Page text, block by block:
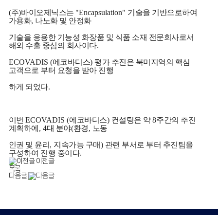
(주)바이오제닉스는 "Encapsulation" 기술을 기반으로하여
가용화, 나노화 및 안정화
기술을 응용한 기능성 화장품 및 식품 소재 전문회사로서
해외 수출 중심의 회사이다.
ECOVADIS (에코바디스)평가 추진은 북미지역의 핵심
고객으로 부터 요청을 받아 진행
하게 되었다.
이번ECOVADIS (에코바디스) 컨설팅은 약8주간의 추진
계획하에 , 4대 분야(환경, 노동
인권 및 윤리 , 지속가능 구매) 관련 부서로 부터 추진팀을
구성하여 진행 중이다.
이전글
목록
다음글